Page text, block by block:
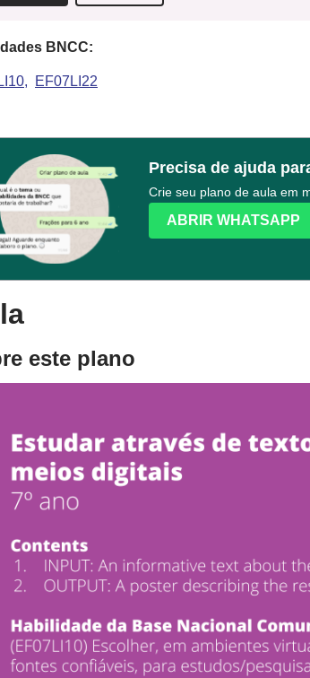
BNCC:
EF07LI22
Precisa de ajuda
Crie seu plano de aula em
ABRIR WHATSAPP
este plano